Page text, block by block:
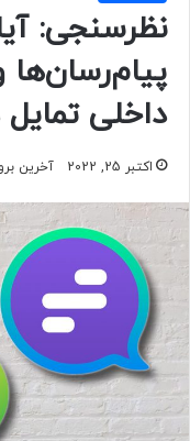
نظرسنجی:
داخلی تمایل
اکتبر 25, 2022 آخرین